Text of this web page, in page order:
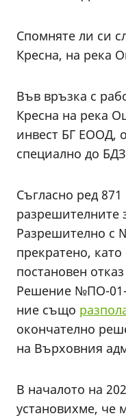
Спомняте ли си
Кресна, на река
Във връзка с
Кресна на река
инвест БГ ЕООД,
специално до
Съгласно ред
разрешителните
Разрешително с
прекратено,
постановен
Решение №ПО-01-
ние също
окончателно
на Върховния
В началото на
установихме, че